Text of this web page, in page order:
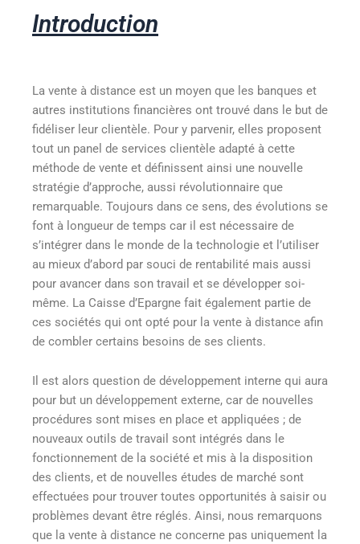
Introduction
La vente à distance est un moyen que les banques et
autres institutions financières ont trouvé dans le but de
fidéliser leur clientèle. Pour y parvenir, elles proposent
tout un panel de services clientèle adapté à cette
méthode de vente et définissent ainsi une nouvelle
stratégie d’approche, aussi révolutionnaire que
remarquable. Toujours dans ce sens, des évolutions se
font à longueur de temps car il est nécessaire de
s’intégrer dans le monde de la technologie et l’utiliser
au mieux d’abord par souci de rentabilité mais aussi
pour avancer dans son travail et se développer soi-
même. La Caisse d’Epargne fait également partie de
ces sociétés qui ont opté pour la vente à distance afin
de combler certains besoins de ses clients.
Il est alors question de développement interne qui aura
pour but un développement externe, car de nouvelles
procédures sont mises en place et appliquées ; de
nouveaux outils de travail sont intégrés dans le
fonctionnement de la société et mis à la disposition
des clients, et de nouvelles études de marché sont
effectuées pour trouver toutes opportunités à saisir ou
problèmes devant être réglés. Ainsi, nous remarquons
que la vente à distance ne concerne pas uniquement la